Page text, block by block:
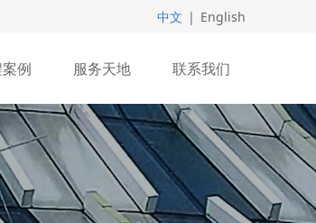
中文 | English
例 服务天地 联系我们